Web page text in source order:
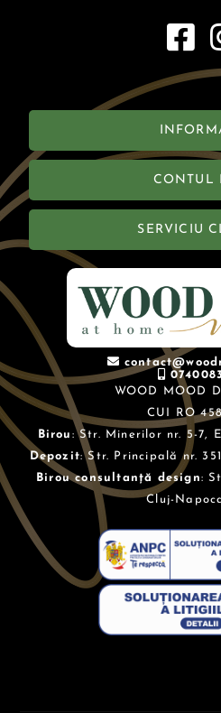
CONTUL
SERVICIU
WOOD MOOD
CUI RO
Birou : Str. Minerilor nr. 5-7,
Depozit: Str. Principală nr.
Birou consultanță design:
Cluj-